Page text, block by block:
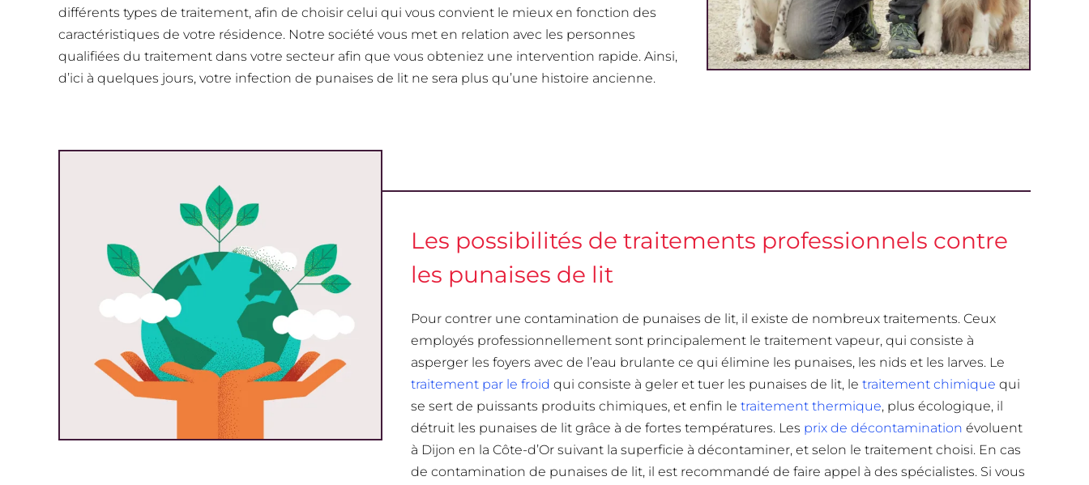
différents types de traitement, afin de choisir celui qui vous convient le mieux en fonction des
caractéristiques de votre résidence. Notre société vous met en relation avec les personnes
qualifiées du traitement dans votre secteur afin que vous obteniez une intervention rapide. Ainsi,
d’ici à quelques jours, votre infection de punaises de lit ne sera plus qu’une histoire ancienne.
Les possibilités de traitements professionnels contre
les punaises de lit
Pour contrer une contamination de punaises de lit, il existe de nombreux traitements. Ceux
employés professionnellement sont principalement le traitement vapeur, qui consiste à
asperger les foyers avec de l’eau brulante ce qui élimine les punaises, les nids et les larves. Le
traitement par le froid qui consiste à geler et tuer les punaises de lit, le traitement chimique qui
se sert de puissants produits chimiques, et enfin le traitement thermique, plus écologique, il
détruit les punaises de lit grâce à de fortes températures. Les prix de décontamination évoluent
à Dijon en la Côte-d’Or suivant la superficie à décontaminer, et selon le traitement choisi. En cas
de contamination de punaises de lit, il est recommandé de faire appel à des spécialistes. Si vous